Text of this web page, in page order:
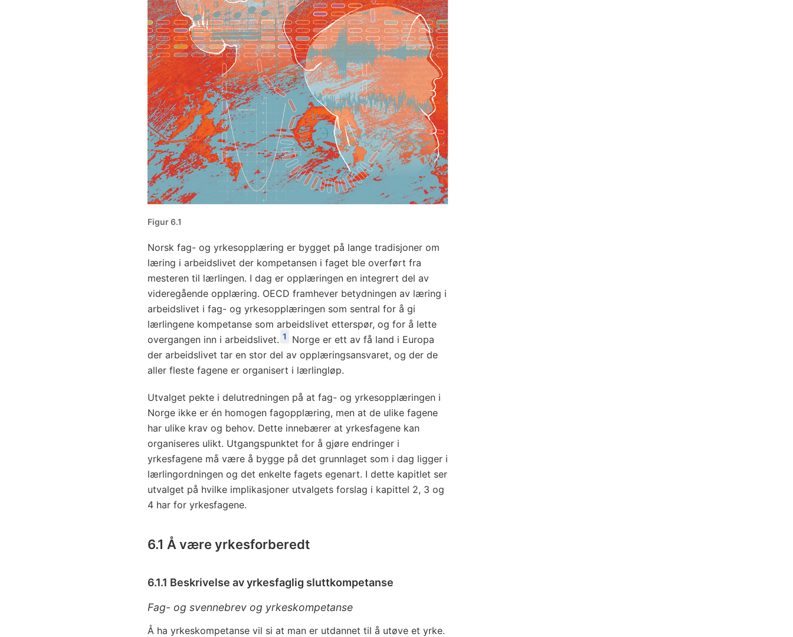
Figur 6.1
Norsk fag- og yrkesopplæring er bygget på lange tradisjoner om
læring i arbeidslivet der kompetansen i faget ble overført fra
mesteren til lærlingen. I dag er opplæringen en integrert del av
videregående opplæring. OECD framhever betydningen av læring i
arbeidslivet i fag- og yrkesopplæringen som sentral for å gi
lærlingene kompetanse som arbeidslivet etterspør, og for å lette
overgangen inn i arbeidslivet. 1
Norge er ett av få land i Europa
der arbeidslivet tar en stor del av opplæringsansvaret, og der de
aller fleste fagene er organisert i lærlingløp.
Utvalget pekte i delutredningen på at fag- og yrkesopplæringen i
Norge ikke er én homogen fagopplæring, men at de ulike fagene
har ulike krav og behov. Dette innebærer at yrkesfagene kan
organiseres ulikt. Utgangspunktet for å gjøre endringer i
yrkesfagene må være å bygge på det grunnlaget som i dag ligger i
lærlingordningen og det enkelte fagets egenart. I dette kapitlet ser
utvalget på hvilke implikasjoner utvalgets forslag i kapittel 2, 3 og
4 har for yrkesfagene.
6.1 Å være yrkesforberedt
6.1.1 Beskrivelse av yrkesfaglig sluttkompetanse
Fag- og svennebrev og yrkeskompetanse
Å ha yrkeskompetanse vil si at man er utdannet til å utøve et yrke.